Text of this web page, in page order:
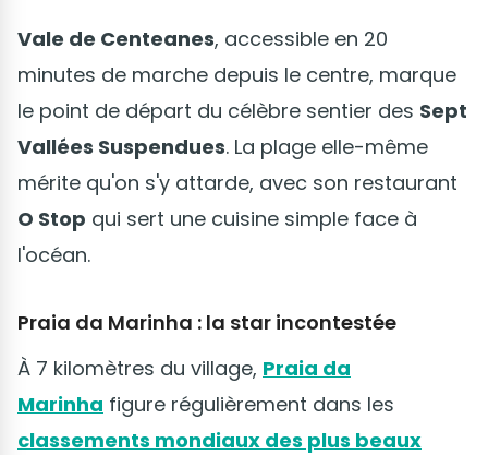
Vale de Centeanes, accessible en 20
minutes de marche depuis le centre, marque
le point de départ du célèbre sentier des Sept
Vallées Suspendues. La plage elle-même
mérite qu'on s'y attarde, avec son restaurant
O Stop qui sert une cuisine simple face à
l'océan.
Praia da Marinha : la star incontestée
À 7 kilomètres du village, Praia da
Marinha figure régulièrement dans les
classements mondiaux des plus beaux